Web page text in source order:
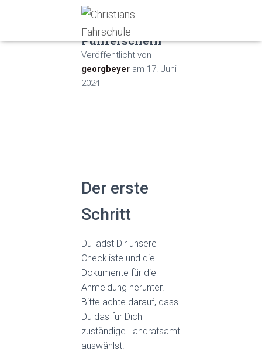
Dein Weg zum
Führerschein
Veröffentlicht von
georgbeyer am 17. Juni
2024
Der erste
Schritt
Du lädst Dir unsere
Checkliste und die
Dokumente für die
Anmeldung herunter.
Bitte achte darauf, dass
Du das für Dich
zuständige Landratsamt
auswählst.